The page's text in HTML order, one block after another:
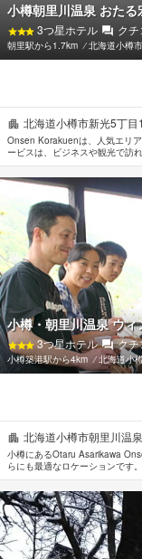
北海道小樽市新光5丁
Onsen Korakuenは、人気エリ
ービスは、ビジネスや観光で訪
備により、ビジネスおよび観光
どの設備・サービスもぜひご利
に整えております。 当施設で
Korakuenは小樽の市内観光の拠
小樽朝里川温泉 おたる
3つ星ホテル ク
朝里駅から1.7km ⁄北海道小樽市
北海道小樽市朝里川温
小樽にあるOtaru Asarikawa
らにも最適なロケーションです
充実したサービスとアメニティ
無料などの設備・サービスを完
ち着いた内装と和やかな空間に
禁煙, 禁煙/喫煙ポリシー：全室
まなレクリエーションをご体験
勢でOtaru Asarikawa Onsen
す。
小樽・朝里川温泉 ウ
3つ星ホテル ク
小樽築港駅から4km ⁄北海道小